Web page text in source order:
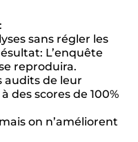
sans régler les
L’enquête
reproduira.
audits de leur
des scores de 100%
on n’améliorent